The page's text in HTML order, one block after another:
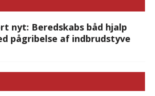
nyt: Beredskabs båd hjalp
pågribelse af indbrudstyve